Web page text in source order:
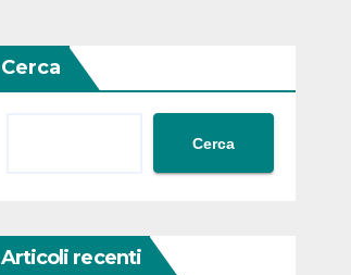
Cerca
Cerca
Articoli recenti